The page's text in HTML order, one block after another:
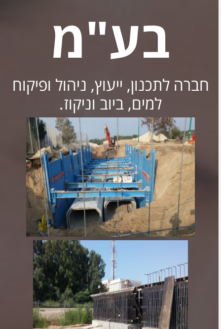
חברה לתכנון, ייעוץ, ניהול ופיקוח
למים, ביוב וניקוז.
בע"מ